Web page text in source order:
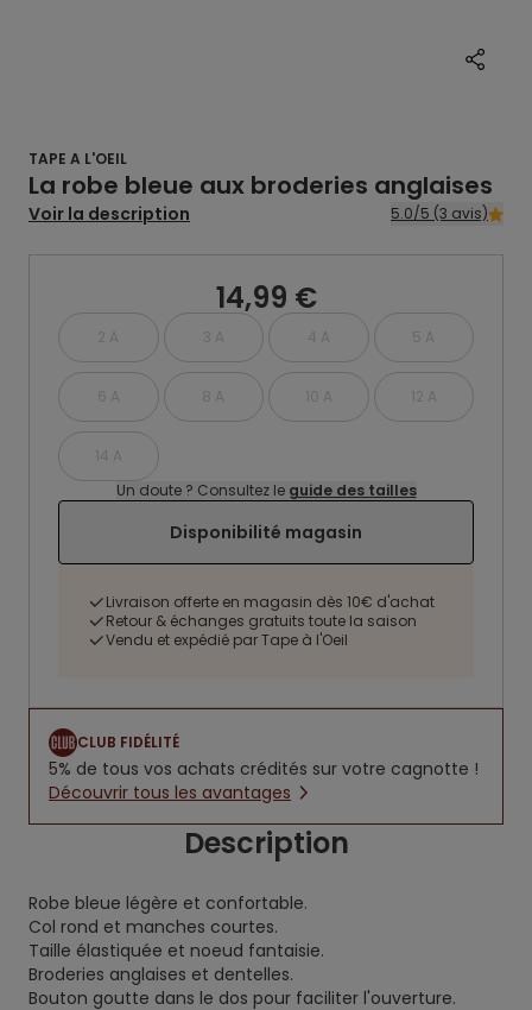
TAPE A L'OEIL
La robe bleue aux broderies anglaises
Voir la description 5.0/5 (3 avis)
14,99 €
2 A 3 A 4 A 5 A
6 A 8 A 10 A 12 A
14 A
Un doute ? Consultez le guide des tailles
Disponibilité magasin
Livraison offerte en magasin dès 10€ d'achat
Retour & échanges gratuits toute la saison
Vendu et expédié par Tape à l'Oeil
CLUB FIDÉLITÉ
5% de tous vos achats crédités sur votre cagnotte !
Découvrir tous les avantages
Description
Robe bleue légère et confortable.
Col rond et manches courtes.
Taille élastiquée et noeud fantaisie.
Broderies anglaises et dentelles.
Bouton goutte dans le dos pour faciliter l'ouverture.